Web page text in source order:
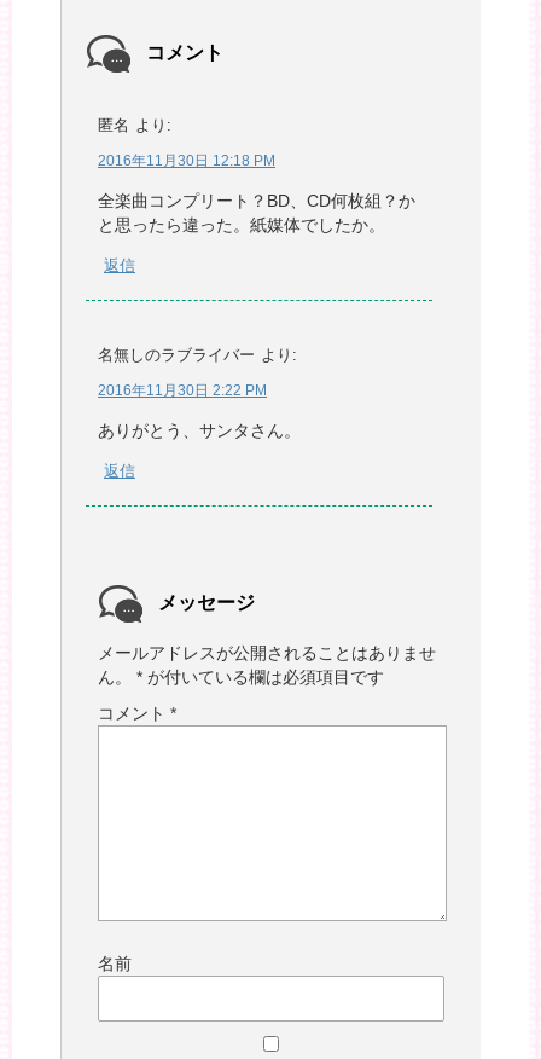
コメント
匿名 より:
2016年11月30日 12:18 PM
全楽曲コンプリート？BD、CD何枚組？か
と思ったら違った。紙媒体でしたか。
返信
名無しのラブライバー より:
2016年11月30日 2:22 PM
ありがとう、サンタさん。
返信
メッセージ
メールアドレスが公開されることはありませ
ん。
* が付いている欄は必須項目です
コメント *
名前